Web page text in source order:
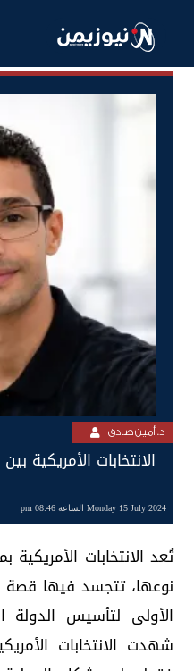
د. أمين صادق
الانتخابات الأمريكية
Monday 15 July 2024 الساعة 08:46 pm
تُعد الانتخابات
نوعها، تتجسد فيها قصة
الأولى لتأسيس الدولة
شهدت الانتخابات